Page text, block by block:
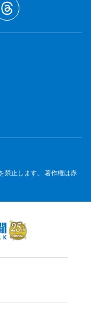
禁止します。 著作権は赤